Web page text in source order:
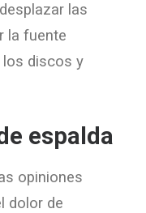
las
la fuente
los discos y
espalda
opiniones
dolor de